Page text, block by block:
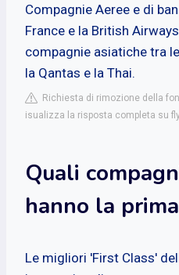
Compagnie Aeree e di
France e la British
compagnie asiatiche tra
la Qantas e la Thai.
Richiesta di rimozione della
isualizza la risposta completa su
Quali
hanno la
Le migliori 'First Class'